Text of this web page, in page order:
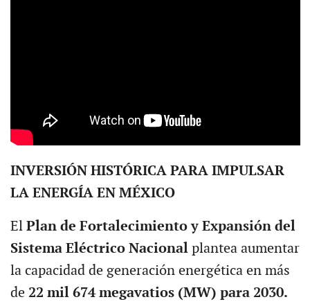
INVERSIÓN HISTÓRICA PARA IMPULSAR
LA ENERGÍA EN MÉXICO
El Plan de Fortalecimiento y Expansión del
Sistema Eléctrico Nacionalplantea aumentar
la capacidad de generación energética en más
de 22 mil 674 megavatios (MW) para 2030.